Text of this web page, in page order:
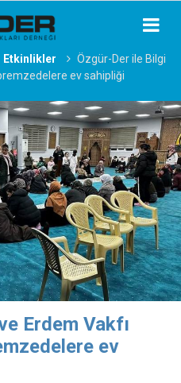
Etkinlikler
Özgür-Der ile Bilgi
ev sahipliği
Erdem Vakfı
ev